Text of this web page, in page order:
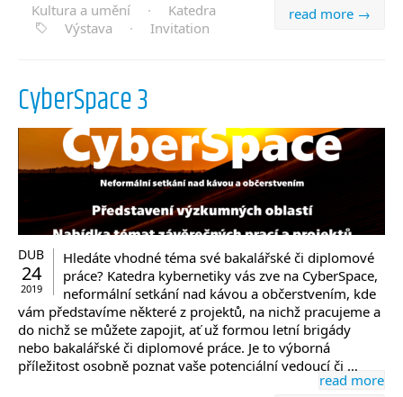
read more →
Kultura a umění ·
Katedra
Výstava
· Invitation
CyberSpace 3
DUB
24
2019
Hledáte vhodné téma své bakalářské či diplomové
práce? Katedra kybernetiky vás zve na CyberSpace,
neformální setkání nad kávou a občerstvením, kde
vám představíme některé z projektů, na nichž pracujeme a
do nichž se můžete zapojit, ať už formou letní brigády
nebo bakalářské či diplomové práce. Je to výborná
příležitost osobně poznat vaše potenciální vedoucí či …
read more